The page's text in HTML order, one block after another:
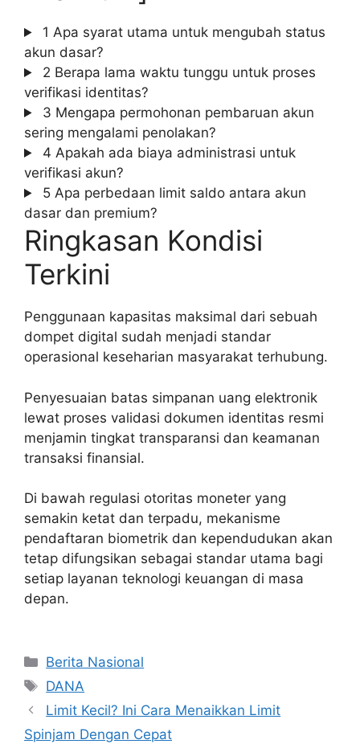
1 Apa syarat utama untuk mengubah status
akun dasar?
2 Berapa lama waktu tunggu untuk proses
verifikasi identitas?
3 Mengapa permohonan pembaruan akun
sering mengalami penolakan?
4 Apakah ada biaya administrasi untuk
verifikasi akun?
5 Apa perbedaan limit saldo antara akun
dasar dan premium?
Ringkasan Kondisi
Terkini
Penggunaan kapasitas maksimal dari sebuah
dompet digital sudah menjadi standar
operasional keseharian masyarakat terhubung.
Penyesuaian batas simpanan uang elektronik
lewat proses validasi dokumen identitas resmi
menjamin tingkat transparansi dan keamanan
transaksi finansial.
Di bawah regulasi otoritas moneter yang
semakin ketat dan terpadu, mekanisme
pendaftaran biometrik dan kependudukan akan
tetap difungsikan sebagai standar utama bagi
setiap layanan teknologi keuangan di masa
depan.
Categories
Berita Nasional
Tags
DANA
Limit Kecil? Ini Cara Menaikkan Limit
Spinjam Dengan Cepat